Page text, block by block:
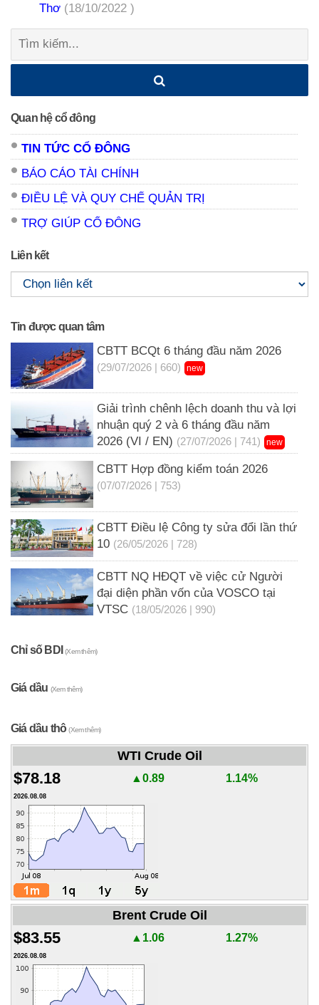
Thơ (18/10/2022 )
Tìm
Quan hệ cổ đông
TIN TỨC CỔ ĐÔNG
BÁO CÁO TÀI CHÍNH
ĐIỀU LỆ VÀ QUY CHẾ QUẢN TRỊ
TRỢ GIÚP CỔ ĐÔNG
Liên kết
Tin được quan tâm
CBTT BCQt 6 tháng đầu năm 2026
(29/07/2026 | 660) new
Giải trình chênh lệch doanh thu và lợi
nhuận quý 2 và 6 tháng đầu năm
2026 (VI / EN) (27/07/2026 | 741) new
CBTT Hợp đồng kiểm toán 2026
(07/07/2026 | 753)
CBTT Điều lệ Công ty sửa đổi lần thứ
10 (26/05/2026 | 728)
CBTT NQ HĐQT về việc cử Người
đại diện phần vốn của VOSCO tại
VTSC (18/05/2026 | 990)
Chỉ số BDI(Xem thêm)
Giá dầu (Xem thêm)
Giá dầu thô(Xem thêm)
WTI Crude Oil
$78.18 ▲0.89 1.14%
2026.08.08
Brent Crude Oil
$83.55 ▲1.06 1.27%
2026.08.08